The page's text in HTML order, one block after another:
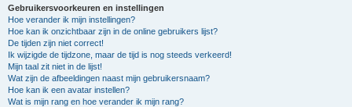
Gebruikersvoorkeuren en instellingen
Hoe verander ik mijn instellingen?
Hoe kan ik onzichtbaar zijn in de online gebruikers lijst?
De tijden zijn niet correct!
Ik wijzigde de tijdzone, maar de tijd is nog steeds verkeerd!
Mijn taal zit niet in de lijst!
Wat zijn de afbeeldingen naast mijn gebruikersnaam?
Hoe kan ik een avatar instellen?
Wat is mijn rang en hoe verander ik mijn rang?